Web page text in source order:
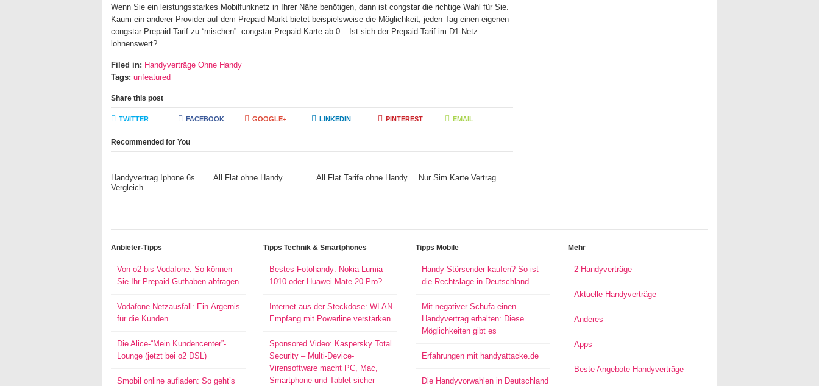
Wenn Sie ein leistungsstarkes Mobilfunknetz in Ihrer Nähe benötigen, dann ist congstar die richtige Wahl für Sie.
Kaum ein anderer Provider auf dem Prepaid-Markt bietet beispielsweise die Möglichkeit, jeden Tag einen eigenen
congstar-Prepaid-Tarif zu “mischen”. congstar Prepaid-Karte ab 0 – Ist sich der Prepaid-Tarif im D1-Netz
lohnenswert?
Filed in: Handyverträge Ohne Handy
Tags: unfeatured
Share this post
TWITTER FACEBOOK GOOGLE+ LINKEDIN PINTEREST EMAIL
Recommended for You
Handyvertrag Iphone 6s
Vergleich
All Flat ohne Handy All Flat Tarife ohne Handy Nur Sim Karte Vertrag
Anbieter-Tipps
Von o2 bis Vodafone: So können
Sie Ihr Prepaid-Guthaben abfragen
Vodafone Netzausfall: Ein Ärgernis
für die Kunden
Die Alice-“Mein Kundencenter”-
Lounge (jetzt bei o2 DSL)
Smobil online aufladen: So geht’s
Tipps Technik & Smartphones
Bestes Fotohandy: Nokia Lumia
1010 oder Huawei Mate 20 Pro?
Internet aus der Steckdose: WLAN-
Empfang mit Powerline verstärken
Sponsored Video: Kaspersky Total
Security – Multi-Device-
Virensoftware macht PC, Mac,
Smartphone und Tablet sicher
Tipps Mobile
Handy-Störsender kaufen? So ist
die Rechtslage in Deutschland
Mit negativer Schufa einen
Handyvertrag erhalten: Diese
Möglichkeiten gibt es
Erfahrungen mit handyattacke.de
Die Handyvorwahlen in Deutschland
Mehr
2 Handyverträge
Aktuelle Handyverträge
Anderes
Apps
Beste Angebote Handyverträge